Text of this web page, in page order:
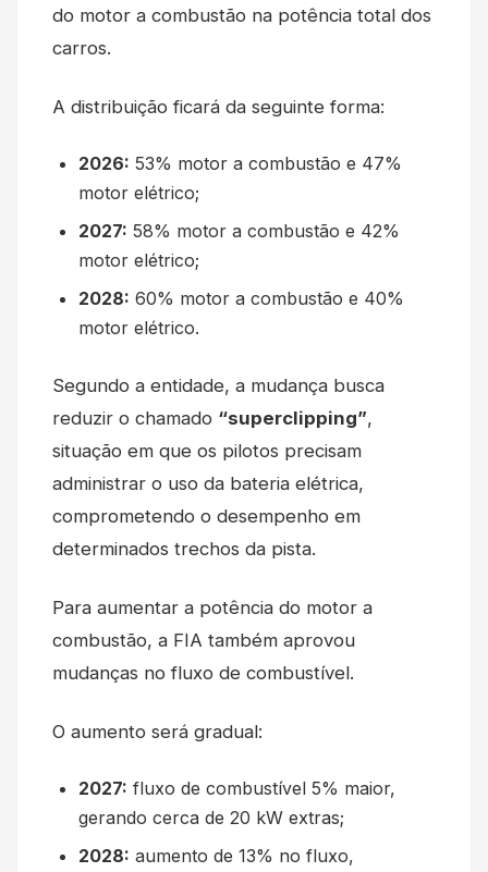
do motor a combustão na potência total dos
carros.
A distribuição ficará da seguinte forma:
2026: 53% motor a combustão e 47%
motor elétrico;
2027: 58% motor a combustão e 42%
motor elétrico;
2028: 60% motor a combustão e 40%
motor elétrico.
Segundo a entidade, a mudança busca
reduzir o chamado “superclipping”,
situação em que os pilotos precisam
administrar o uso da bateria elétrica,
comprometendo o desempenho em
determinados trechos da pista.
Para aumentar a potência do motor a
combustão, a FIA também aprovou
mudanças no fluxo de combustível.
O aumento será gradual:
2027: fluxo de combustível 5% maior,
gerando cerca de 20 kW extras;
2028: aumento de 13% no fluxo,